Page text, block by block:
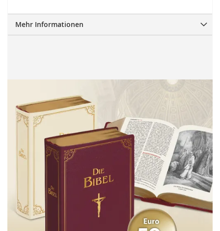
Mehr Informationen